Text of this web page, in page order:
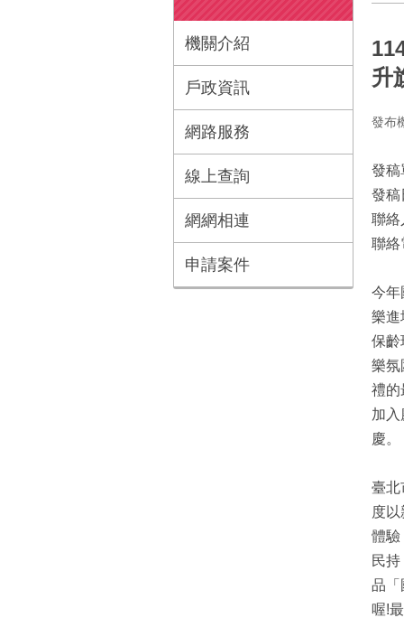
機關介紹
戶政資訊
網路服務
線上查詢
網網相連
申請案件
升
發布
發稿
發稿
聯絡
聯絡
今年
樂進
保齡
樂氛
禮的
加
慶。
臺北
度
體驗
民
品「
喔!